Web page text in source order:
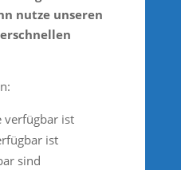
nutze unseren
verfügbar ist
ist
sind